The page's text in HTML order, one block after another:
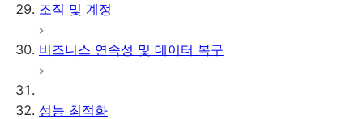
조직 및 계정
비즈니스 연속성 및 데이터 복구
성능 최적화